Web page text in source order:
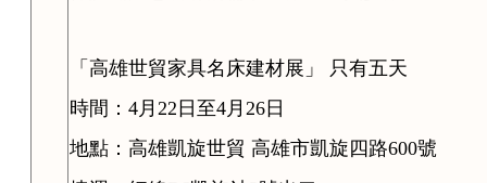
「高雄世貿家具名床建材展」 只有五天
時間：4月22日至4月26日
地點：高雄凱旋世貿 高雄市凱旋四路600號